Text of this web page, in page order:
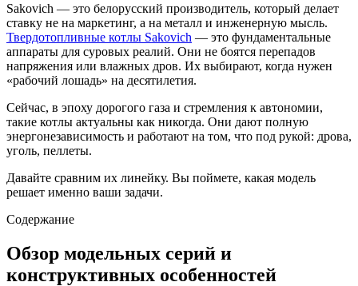
Sakovich — это белорусский производитель, который делает
ставку не на маркетинг, а на металл и инженерную мысль.
Твердотопливные котлы Sakovich — это фундаментальные
аппараты для суровых реалий. Они не боятся перепадов
напряжения или влажных дров. Их выбирают, когда нужен
«рабочий лошадь» на десятилетия.
Сейчас, в эпоху дорогого газа и стремления к автономии,
такие котлы актуальны как никогда. Они дают полную
энергонезависимость и работают на том, что под рукой: дрова,
уголь, пеллеты.
Давайте сравним их линейку. Вы поймете, какая модель
решает именно ваши задачи.
Содержание
Обзор модельных серий и
конструктивных особенностей